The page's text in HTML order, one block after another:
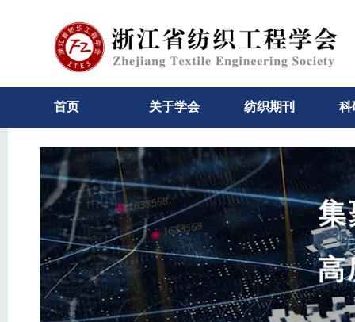
首页 关于学会 纺织期刊 科